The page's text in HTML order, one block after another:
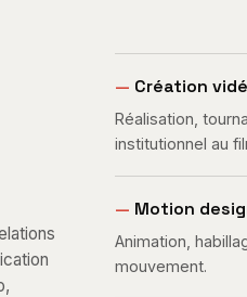
— Création
Réalisation,
institutionnel au
— Motion
Animation,
mouvement.